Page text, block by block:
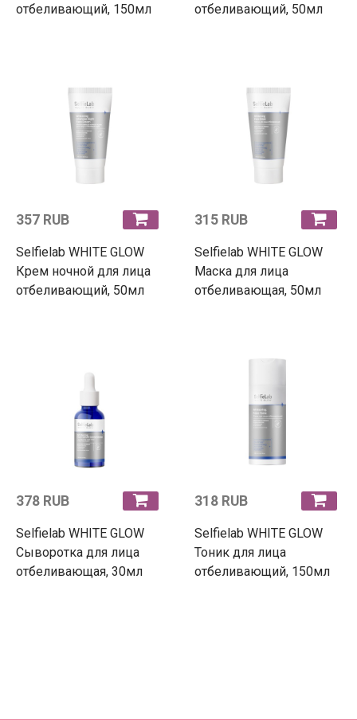
отбеливающий, 150мл
отбеливающий, 50мл
357 RUB
Selfielab WHITE GLOW
Крем ночной для лица
отбеливающий, 50мл
315 RUB
Selfielab WHITE GLOW
Маска для лица
отбеливающая, 50мл
378 RUB
Selfielab WHITE GLOW
Сыворотка для лица
отбеливающая, 30мл
318 RUB
Selfielab WHITE GLOW
Тоник для лица
отбеливающий, 150мл